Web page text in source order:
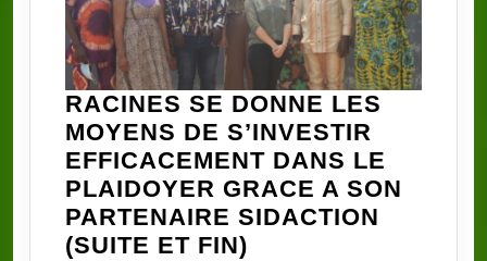
RACINES SE DONNE LES
MOYENS DE S’INVESTIR
EFFICACEMENT DANS LE
PLAIDOYER GRACE A SON
PARTENAIRE SIDACTION
(SUITE ET FIN)